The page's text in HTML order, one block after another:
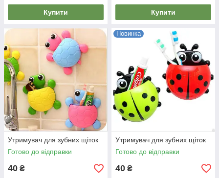
Купити Купити
Утримувач для зубних щіток
Готово до відправки
40 ₴
Новинка
Утримувач для зубних щіток
Готово до відправки
40 ₴